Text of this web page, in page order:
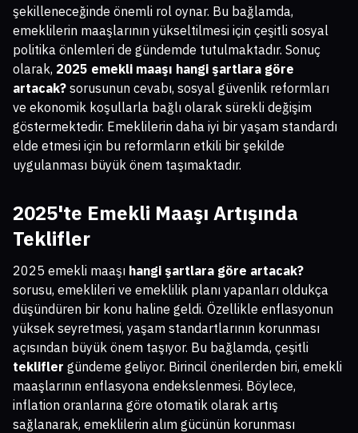
şekilleneceğinde önemli rol oynar. Bu bağlamda,
emeklilerin maaşlarının yükseltilmesi için çeşitli sosyal
politika önlemleri de gündemde tutulmaktadır. Sonuç
olarak, 2025 emekli maaşı hangi şartlara göre
artacak? sorusunun cevabı, sosyal güvenlik reformları
ve ekonomik koşullarla bağlı olarak sürekli değişim
göstermektedir. Emeklilerin daha iyi bir yaşam standardı
elde etmesi için bu reformların etkili bir şekilde
uygulanması büyük önem taşımaktadır.
2025'te Emekli Maaşı Artışında
Teklifler
2025 emekli maaşı hangi şartlara göre artacak?
sorusu, emeklileri ve emeklilik planı yapanları oldukça
düşündüren bir konu haline geldi. Özellikle enflasyonun
yüksek seyretmesi, yaşam standartlarının korunması
açısından büyük önem taşıyor. Bu bağlamda, çeşitli
teklifler gündeme geliyor. Birincil önerilerden biri, emekli
maaşlarının enflasyona endekslenmesi. Böylece,
inflation oranlarına göre otomatik olarak artış
sağlanarak, emeklilerin alım gücünün korunması